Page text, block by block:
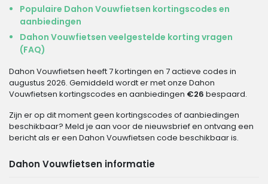
Populaire Dahon Vouwfietsen kortingscodes en
aanbiedingen
Dahon Vouwfietsen veelgestelde korting vragen
(FAQ)
Dahon Vouwfietsen heeft 7 kortingen en 7 actieve codes in
augustus 2026. Gemiddeld wordt er met onze Dahon
Vouwfietsen kortingscodes en aanbiedingen €26 bespaard.
Zijn er op dit moment geen kortingscodes of aanbiedingen
beschikbaar? Meld je aan voor de nieuwsbrief en ontvang een
bericht als er een Dahon Vouwfietsen code beschikbaar is.
Dahon Vouwfietsen informatie